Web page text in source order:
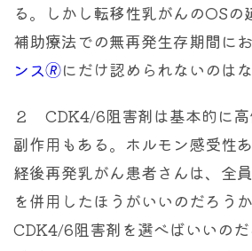
る。しかし転移性乳がんのOSの
補助療法での無再発生存期間に
ンス🄬にだけ認められないのはな
２ CDK4/6阻害剤は基本的に高
副作用もある。ホルモン感受性
経後再発乳がん患者さんは、全
を併用したほうがいいのだろう
CDK4/6阻害剤を選べばいいの